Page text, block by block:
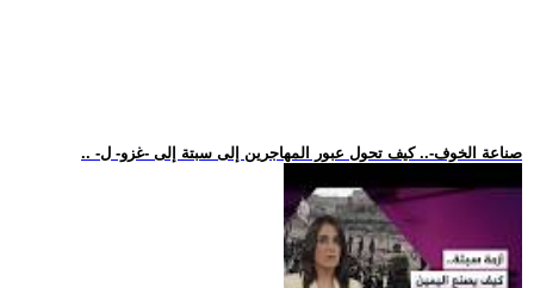
.. -صناعة الخوف-.. كيف تحول عبور المهاجرين إلى سبتة إلى -غزو- ل